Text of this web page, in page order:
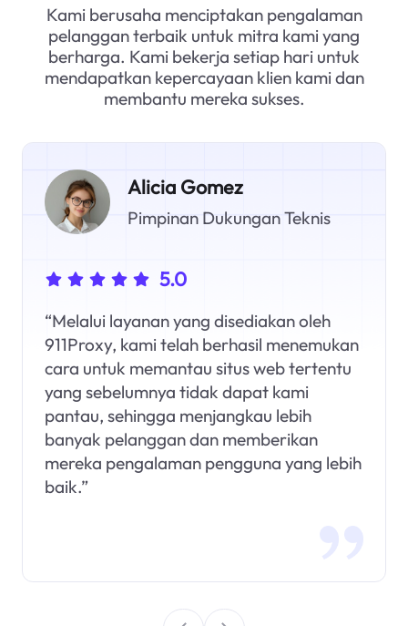
Kami berusaha menciptakan pengalaman
pelanggan terbaik untuk mitra kami yang
berharga. Kami bekerja setiap hari untuk
mendapatkan kepercayaan klien kami dan
membantu mereka sukses.
Alicia Gomez
Pimpinan Dukungan Teknis
5.0
“Melalui layanan yang disediakan oleh
911Proxy, kami telah berhasil menemukan
cara untuk memantau situs web tertentu
yang sebelumnya tidak dapat kami
pantau, sehingga menjangkau lebih
banyak pelanggan dan memberikan
mereka pengalaman pengguna yang lebih
baik.”